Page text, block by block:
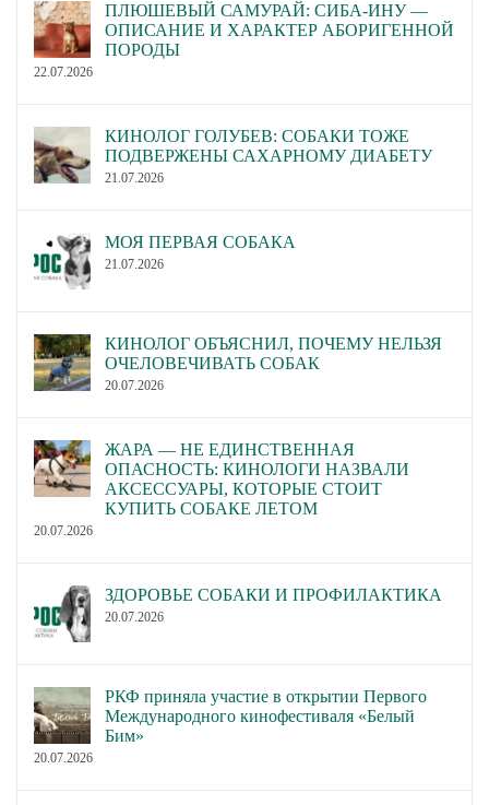
ПЛЮШЕВЫЙ САМУРАЙ: СИБА-ИНУ —
ОПИСАНИЕ И ХАРАКТЕР АБОРИГЕННОЙ
ПОРОДЫ
22.07.2026
КИНОЛОГ ГОЛУБЕВ: СОБАКИ ТОЖЕ
ПОДВЕРЖЕНЫ САХАРНОМУ ДИАБЕТУ
21.07.2026
МОЯ ПЕРВАЯ СОБАКА
21.07.2026
КИНОЛОГ ОБЪЯСНИЛ, ПОЧЕМУ НЕЛЬЗЯ
ОЧЕЛОВЕЧИВАТЬ СОБАК
20.07.2026
ЖАРА — НЕ ЕДИНСТВЕННАЯ
ОПАСНОСТЬ: КИНОЛОГИ НАЗВАЛИ
АКСЕССУАРЫ, КОТОРЫЕ СТОИТ
КУПИТЬ СОБАКЕ ЛЕТОМ
20.07.2026
ЗДОРОВЬЕ СОБАКИ И ПРОФИЛАКТИКА
20.07.2026
РКФ приняла участие в открытии Первого
Международного кинофестиваля «Белый
Бим»
20.07.2026